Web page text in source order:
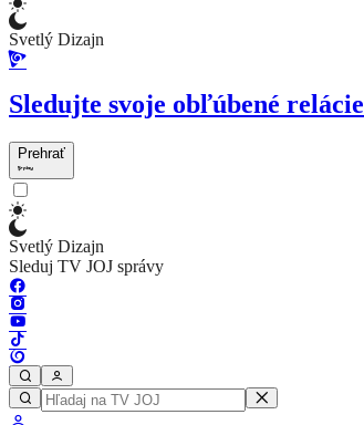
Svetlý Dizajn
Sledujte svoje obľúbené
Prehrať
Svetlý Dizajn
Sleduj TV JOJ správy